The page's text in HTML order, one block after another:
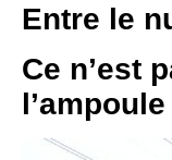
Entre le
Ce n’est